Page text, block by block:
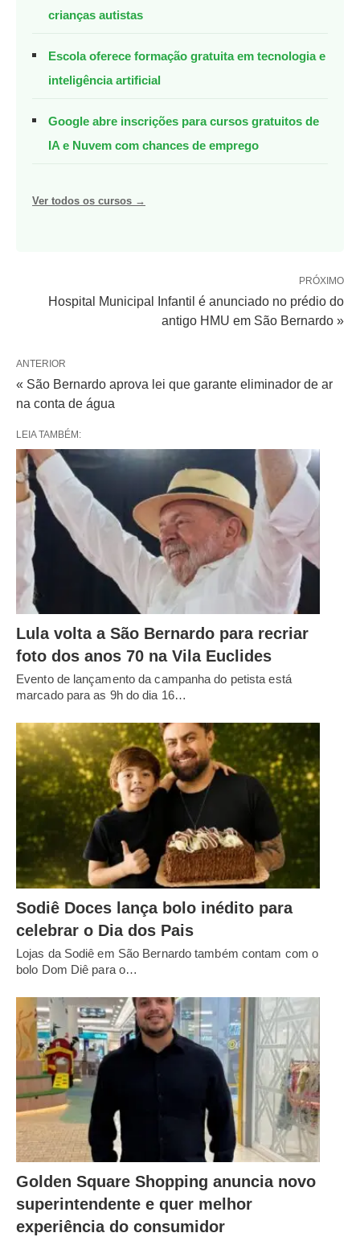
crianças autistas
Escola oferece formação gratuita em tecnologia e
inteligência artificial
Google abre inscrições para cursos gratuitos de
IA e Nuvem com chances de emprego
Ver todos os cursos →
PRÓXIMO
Hospital Municipal Infantil é anunciado no prédio do
antigo HMU em São Bernardo »
ANTERIOR
« São Bernardo aprova lei que garante eliminador de ar
na conta de água
LEIA TAMBÉM:
Lula volta a São Bernardo para recriar
foto dos anos 70 na Vila Euclides
Evento de lançamento da campanha do petista está
marcado para as 9h do dia 16…
Sodiê Doces lança bolo inédito para
celebrar o Dia dos Pais
Lojas da Sodiê em São Bernardo também contam com o
bolo Dom Diê para o…
Golden Square Shopping anuncia novo
superintendente e quer melhor
experiência do consumidor